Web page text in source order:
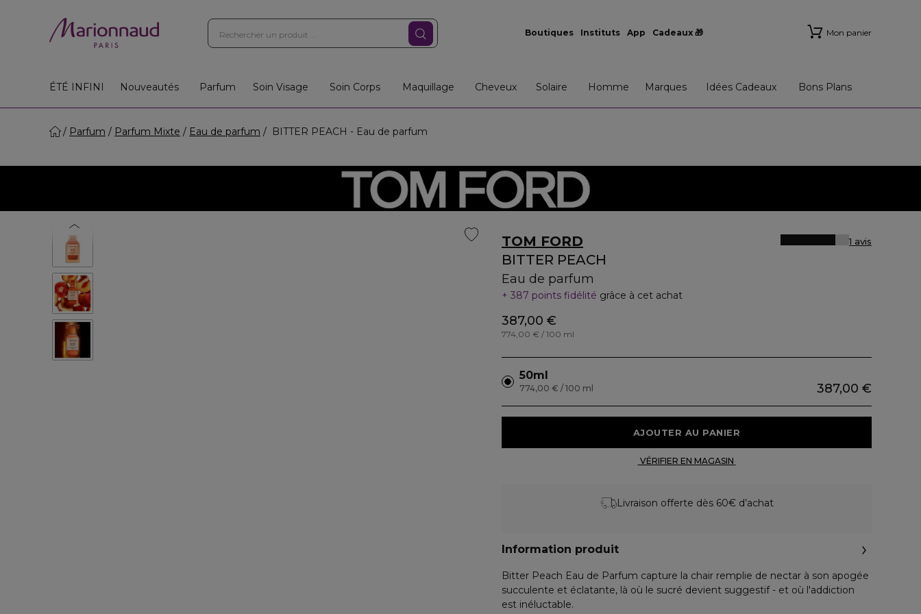
Boutiques Instituts App Cadeaux 🎁 Mon panier
ÉTÉ INFINI Nouveautés Parfum Soin Visage Soin Corps Maquillage Cheveux Solaire Homme Marques Idées Cadeaux Bons Plans
Parfum Parfum Mixte Eau de parfum BITTER PEACH - Eau de parfum
TOM FORD
BITTER PEACH
Eau de parfum
1 avis
387 points fidélité grâce à cet achat
387,00 €
774,00 € / 100 ml
50ml
387,00 €
774,00 € / 100 ml
Livraison offerte dès 60€ d’achat
Information produit
Bitter Peach Eau de Parfum capture la chair remplie de nectar à son apogée
succulente et éclatante, là où le sucré devient suggestif - et où l'addiction
est inéluctable.